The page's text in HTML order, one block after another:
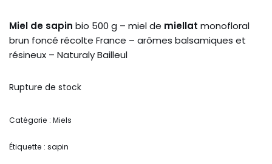
Miel de sapin bio 500 g – miel de miellat monofloral
brun foncé récolte France – arômes balsamiques et
résineux – Naturaly Bailleul
Rupture de stock
Catégorie : Miels
Étiquette : sapin